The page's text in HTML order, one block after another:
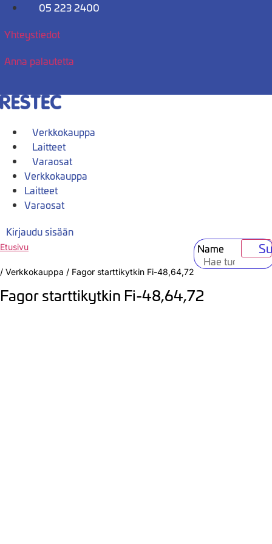
Mene
05 223 2400
Yhteystiedot
Anna palautetta
Verkkokauppa
Laitteet
Varaosat
Verkkokauppa
Laitteet
Varaosat
Kirjaudu sisään
Name
Etusivu
/ Verkkokauppa / Fagor starttikytkin Fi-48,64,72
Fagor starttikytkin Fi-48,64,72